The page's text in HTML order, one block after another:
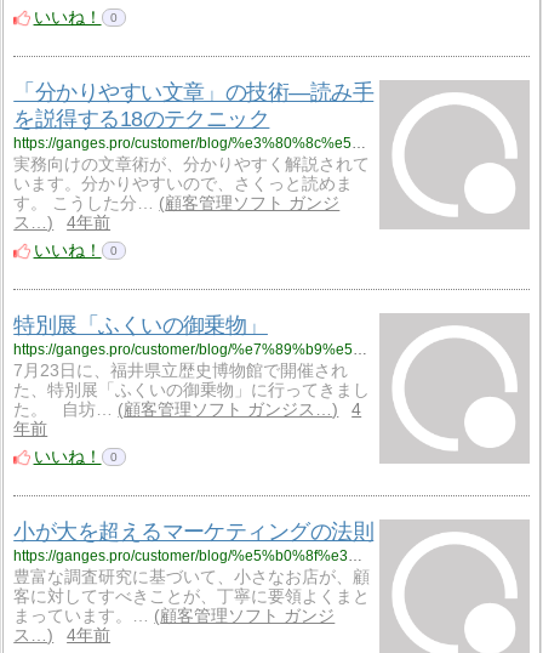
いいね！
0
「分かりやすい文章」の技術―読み手
を説得する18のテクニック
実務向けの文章術が、分かりやすく解説されて
います。分かりやすいので、さくっと読めま
す。 こうした分…
顧客管理ソフト ガンジ
ス…
4年前
いいね！
0
特別展「ふくいの御乗物」
https://ganges.pro/customer/blog/%e7%89%b9%e5%88%a5%e5%b1%95%e3%80%8c%e3%81%b5%e3%81%8f%e3%81%84%e3%81%ae%e5%be%a1%e4%b9%97%e7%89%a9%e3%80%8d/
7月23日に、福井県立歴史博物館で開催され
た、特別展「ふくいの御乗物」に行ってきまし
た。 自坊…
顧客管理ソフト ガンジス…
4
年前
いいね！
0
小が大を超えるマーケティングの法則
https://ganges.pro/customer/blog/%e5%b0%8f%e3%81%8c%e5%a4%a7%e3%82%92%e8%b6%85%e3%81%88%e3%82%8b%e3%83%9e%e3%83%bc%e3%82%b1%e3%83%86%e3%82%a3%e3%83%b3%e3%82%b0%e3%81%ae%e6%b3%95%e5%89%87/
豊富な調査研究に基づいて、小さなお店が、顧
客に対してすべきことが、丁寧に要領よくまと
まっています。…
顧客管理ソフト ガンジ
ス…
4年前